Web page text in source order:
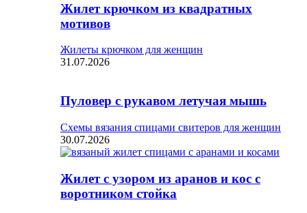
Жилет крючком из квадратных
мотивов
Жилеты крючком для женщин
31.07.2026
Пуловер с рукавом летучая мышь
Схемы вязания спицами свитеров для женщин
30.07.2026
Жилет с узором из аранов и кос с
воротником стойка